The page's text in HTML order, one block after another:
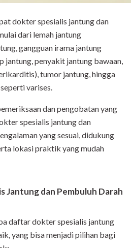
dokter spesialis jantung dan
dari lemah jantung
gangguan irama jantung
penyakit jantung bawaan,
tumor jantung, hingga
varises.
dan pengobatan yang
spesialis jantung dan
yang sesuai, didukung
lokasi praktik yang mudah
Jantung dan Pembuluh Darah
daftar dokter spesialis jantung
yang bisa menjadi pilihan bagi